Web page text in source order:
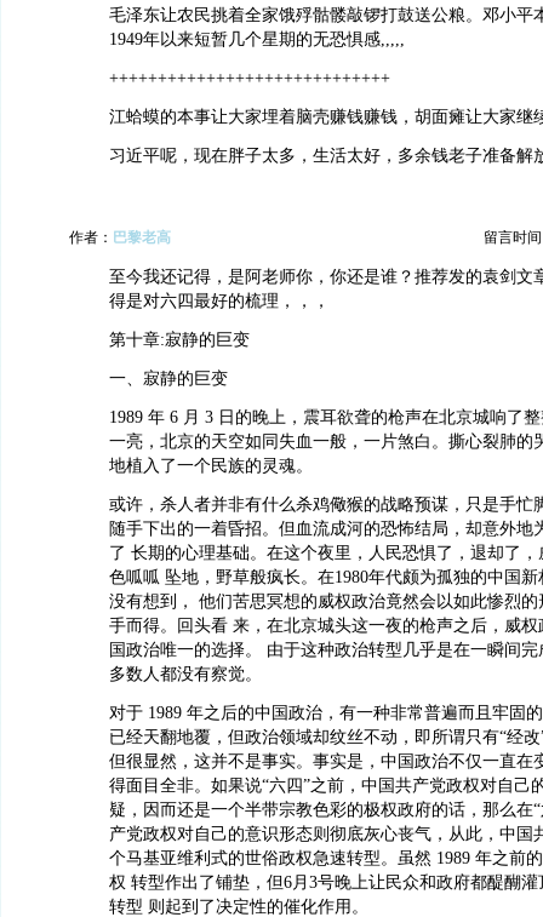
毛泽东让农民挑着全家饿殍骷髅敲锣打鼓送公粮。邓小平
1949年以来短暂几个星期的无恐惧感,,,,,
+++++++++++++++++++++++++++++
江蛤蟆的本事让大家埋着脑壳赚钱赚钱，胡面瘫让大家继
习近平呢，现在胖子太多，生活太好，多余钱老子准备解
作者： 巴黎老高 留言时间
至今我还记得，是阿老师你，你还是谁？推荐发的袁剑文
得是对六四最好的梳理，，，
第十章:寂静的巨变
一、寂静的巨变
1989 年 6 月 3 日的晚上，震耳欲聋的枪声在北京城响了
一亮，北京的天空如同失血一般，一片煞白。撕心裂肺的
地植入了一个民族的灵魂。
或许，杀人者并非有什么杀鸡儆猴的战略预谋，只是手忙
随手下出的一着昏招。但血流成河的恐怖结局，却意外地
了 长期的心理基础。在这个夜里，人民恐惧了，退却了
色呱呱 坠地，野草般疯长。在1980年代颇为孤独的中国
没有想到， 他们苦思冥想的威权政治竟然会以如此惨烈
手而得。回头看 来，在北京城头这一夜的枪声之后，威
国政治唯一的选择。 由于这种政治转型几乎是在一瞬间
多数人都没有察觉。
对于 1989 年之后的中国政治，有一种非常普遍而且牢固
已经天翻地覆，但政治领域却纹丝不动，即所谓只有“经改
但很显然，这并不是事实。事实是，中国政治不仅一直在
得面目全非。如果说“六四”之前，中国共产党政权对自己
疑，因而还是一个半带宗教色彩的极权政府的话，那么在
产党政权对自己的意识形态则彻底灰心丧气，从此，中国
个马基亚维利式的世俗政权急速转型。虽然 1989 年之前
权 转型作出了铺垫，但6月3号晚上让民众和政府都醍醐
转型 则起到了决定性的催化作用。